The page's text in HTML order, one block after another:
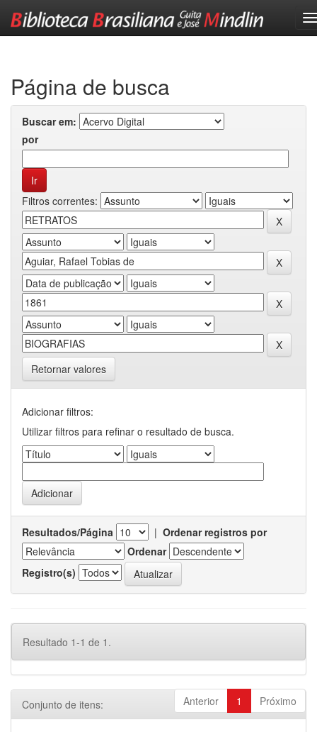
Página de busca
Buscar em:
por
Filtros correntes:
Retornar valores
Adicionar filtros:
Utilizar filtros para refinar o resultado de busca.
Resultados/Página | Ordenar registros por
Ordenar
Registro(s)
Resultado 1-1 de 1.
Anterior 1 Próximo
Conjunto de itens: